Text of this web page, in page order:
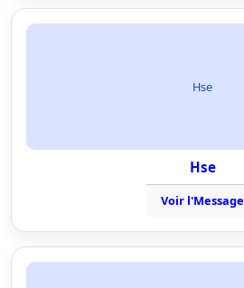
Hse
Hse
Voir l'Message